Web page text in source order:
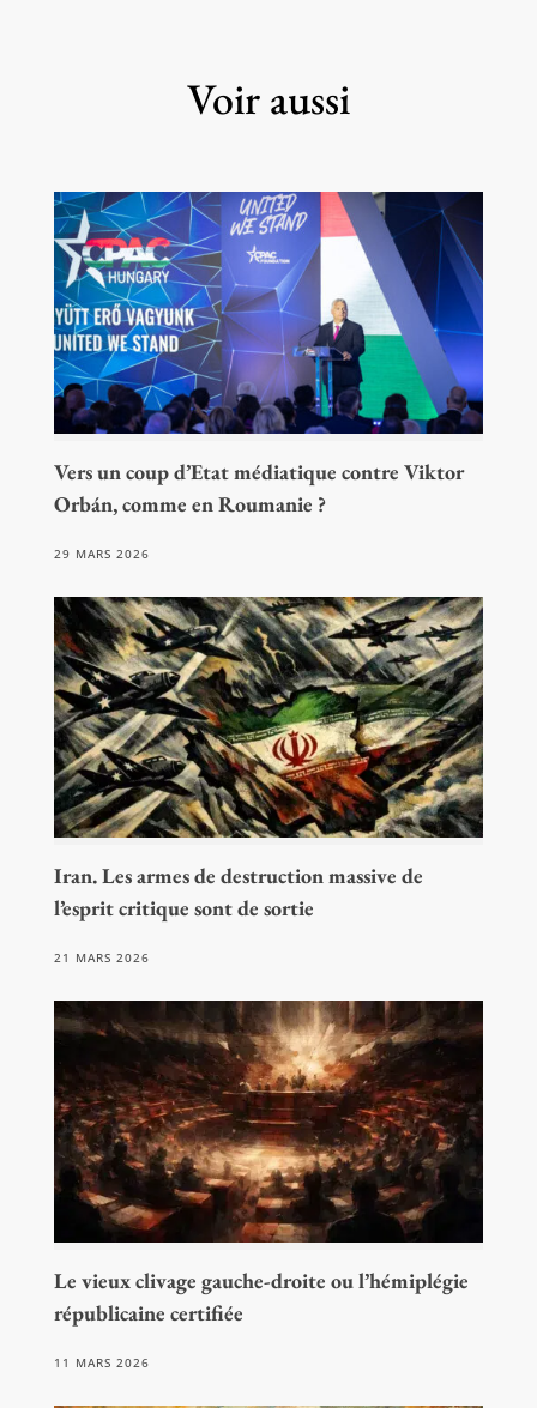
Voir aussi
Vers un coup d’Etat médiatique contre Viktor
Orbán, comme en Roumanie ?
29 MARS 2026
Iran. Les armes de destruction massive de
l’esprit critique sont de sortie
21 MARS 2026
Le vieux clivage gauche-droite ou l’hémiplégie
républicaine certifiée
11 MARS 2026